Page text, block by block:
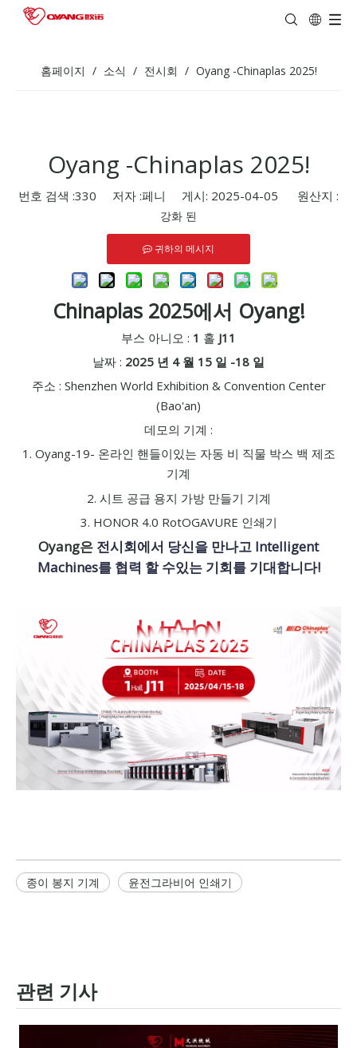
홈페이지 / 소식 / 전시회 / Oyang -Chinaplas 2025!
Oyang -Chinaplas 2025!
번호 검색 :330 저자 :페니 게시: 2025-04-05 원산지 :
강화 된
귀하의 메시지
Chinaplas 2025에서 Oyang!
부스 아니오 : 1 홀 J11
날짜 : 2025 년 4 월 15 일 -18 일
주소 : Shenzhen World Exhibition & Convention Center
(Bao'an)
데모의 기계 :
1. Oyang-19- 온라인 핸들이있는 자동 비 직물 박스 백 제조
기계
2. 시트 공급 용지 가방 만들기 기계
3. HONOR 4.0 RotOGAVURE 인쇄기
Oyang은 전시회에서 당신을 만나고 Intelligent
Machines를 협력 할 수있는 기회를 기대합니다!
종이 봉지 기계 윤전그라비어 인쇄기
관련 기사